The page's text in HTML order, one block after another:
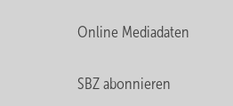
Online Mediadaten
SBZ abonnieren